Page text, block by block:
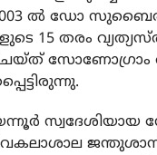
ല്‍ ഡോ സുബെെര്‍
15 തരം